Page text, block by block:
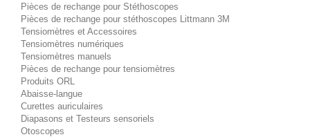
Pièces de rechange pour Stéthoscopes
Pièces de rechange pour stéthoscopes Littmann 3M
Tensiomètres et Accessoires
Tensiomètres numériques
Tensiomètres manuels
Pièces de rechange pour tensiomètres
Produits ORL
Abaisse-langue
Curettes auriculaires
Diapasons et Testeurs sensoriels
Otoscopes